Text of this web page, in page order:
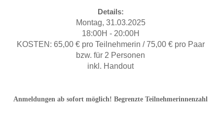
Details:
Montag, 31.03.2025
18:00H - 20:00H
KOSTEN: 65,00 € pro Teilnehmerin / 75,00 € pro Paar
bzw. für 2 Personen
inkl. Handout
Anmeldungen ab sofort möglich! Begrenzte Teilnehmerinnenzahl